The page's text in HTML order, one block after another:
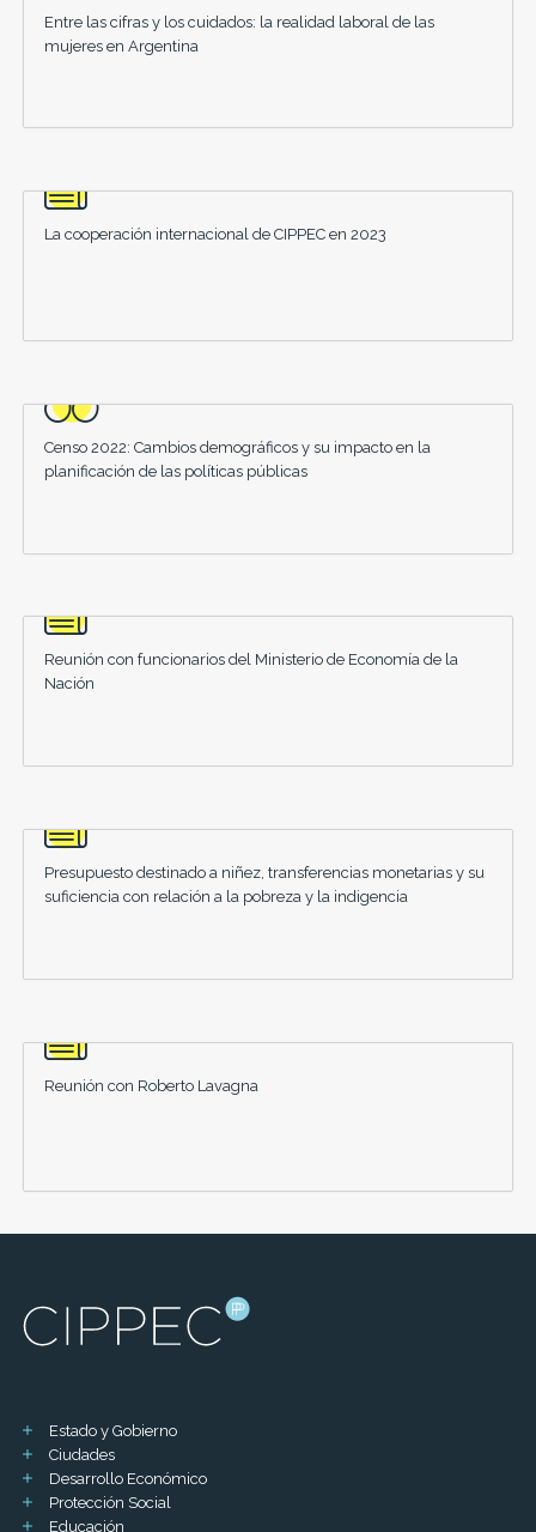
Entre las cifras y los cuidados: la realidad laboral de las
mujeres en Argentina
La cooperación internacional de CIPPEC en 2023
Censo 2022: Cambios demográficos y su impacto en la
planificación de las políticas públicas
Reunión con funcionarios del Ministerio de Economía de la
Nación
Presupuesto destinado a niñez, transferencias monetarias y su
suficiencia con relación a la pobreza y la indigencia
Reunión con Roberto Lavagna
Estado y Gobierno
Ciudades
Desarrollo Económico
Protección Social
Educación